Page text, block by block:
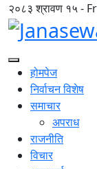
२०८३ श्रावण १५ -
होमपेज
निर्वाचन विशेष
समाचार
अपराध
राजनीति
विचार